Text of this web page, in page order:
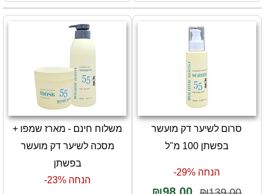
סרום לשיער דק מועשר
בפשתן 100 מ"ל
הנחה 29%-
משלוח חינם - מארז שמפו +
מסכה לשיער דק מועשר
בפשתן
הנחה 23%-